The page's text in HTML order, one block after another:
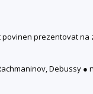
prezentovat
Debussy